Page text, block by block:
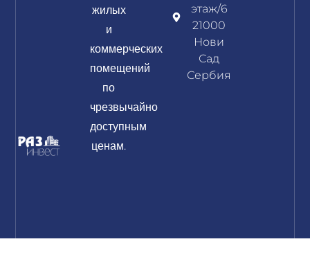
жилых
и
коммерческих
помещений
по
чрезвычайно
доступным
ценам.
этаж/6
21000
Нови
Сад
Сербия